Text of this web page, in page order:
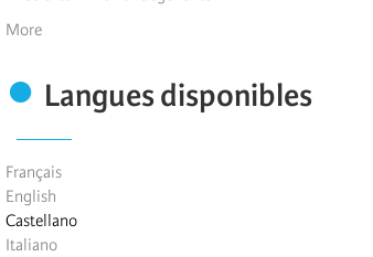
More
Langues disponibles
Français
English
Castellano
Italiano